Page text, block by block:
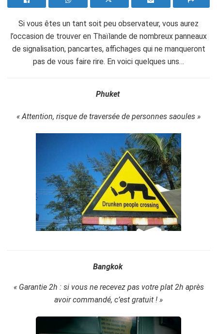
Si vous êtes un tant soit peu observateur, vous aurez
l’occasion de trouver en Thaïlande de nombreux panneaux
de signalisation, pancartes, affichages qui ne manqueront
pas de vous faire rire. En voici quelques uns…
Phuket
« Attention, risque de traversée de personnes saoules »
Bangkok
« Garantie 2h : si vous ne recevez pas votre plat 2h après
avoir commandé, c’est gratuit ! »